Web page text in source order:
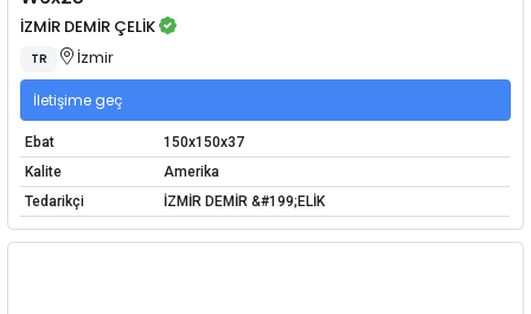
İZMİR DEMİR ÇELİK
TR İzmir
İletişime geç
Ebat
150x150x37
Kalite
Amerika
Tedarikçi
İZMİR DEMİR &#199;ELİK